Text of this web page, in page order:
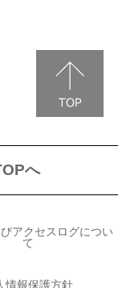
へ
アクセスログについ
て
情報保護方針